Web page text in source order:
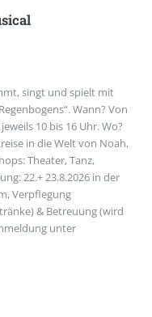
singt und spielt mit
Wann? Von
10 bis 16 Uhr. Wo?
in die Welt von Noah,
Theater, Tanz,
22.+ 23.8.2026 in der
Verpflegung
& Betreuung (wird
unter